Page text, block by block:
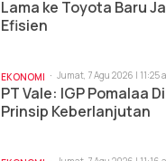
Lama ke Toyota Baru
Efisien
EKONOMI Jumat, 7 Agu 2026 | 11:25
PT Vale: IGP Pomalaa
Prinsip Keberlanjutan